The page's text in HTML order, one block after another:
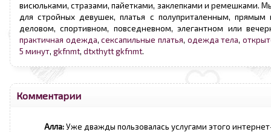
висюльками, стразами, пайетками, заклепками и ремешками.
для стройных девушек, платья с полуприталенным,
деловом, спортивном, повседневном, элегантном или
практичная одежда,сексапильные платья, одежда тела,
5 минут, gkfnmt, dtxthytt gkfnmt.
Комментарии
Алла:Уже дважды пользовалась услугами этого